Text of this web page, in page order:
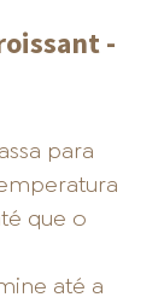
-
para
que o
até a